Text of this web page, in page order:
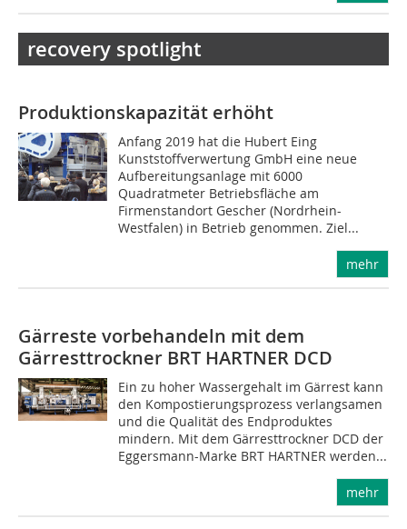
recovery spotlight
Produktionskapazität erhöht
Anfang 2019 hat die Hubert Eing
Kunststoffverwertung GmbH eine neue
Aufbereitungsanlage mit 6000
Quadratmeter Betriebsfläche am
Firmenstandort Gescher (Nordrhein-
Westfalen) in Betrieb genommen. Ziel...
mehr
Gärreste vorbehandeln mit dem
Gärresttrockner BRT HARTNER DCD
Ein zu hoher Wassergehalt im Gärrest kann
den Kompostierungsprozess verlangsamen
und die Qualität des Endproduktes
mindern. Mit dem Gärresttrockner DCD der
Eggersmann-Marke BRT HARTNER werden...
mehr